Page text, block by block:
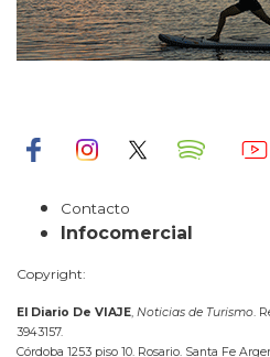
Contacto
Infocomercial
Copyright:
El Diario De VIAJE Noticias de Turismo .
3943157.
Córdoba 1253 piso 10. Rosario. Santa Fe